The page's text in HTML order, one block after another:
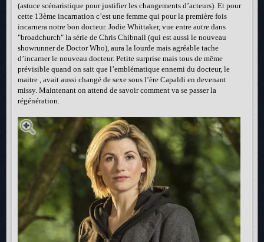
(astuce scénaristique pour justifier les changements d’acteurs). Et pour
cette 13ème incarnation c’est une femme qui pour la première fois
incarnera notre bon docteur. Jodie Whittaker, vue entre autre dans
"broadchurch" la série de Chris Chibnall (qui est aussi le nouveau
showrunner de Doctor Who), aura la lourde mais agréable tache
d’incarner le nouveau docteur. Petite surprise mais tous de même
prévisible quand on sait que l’emblématique ennemi du docteur, le
maitre , avait aussi changé de sexe sous l’ère Capaldi en devenant
missy. Maintenant on attend de savoir comment va se passer la
régénération.